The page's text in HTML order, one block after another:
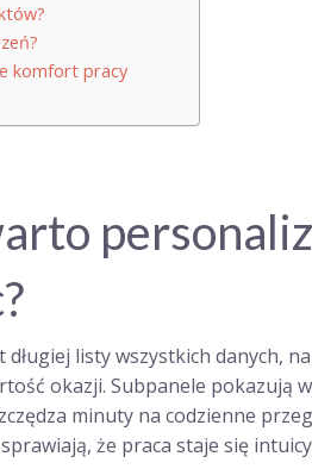
komfort pracy
długiej listy wszystkich danych,
okazji. Subpanele pokazują
minuty na codzienne
że praca staje się